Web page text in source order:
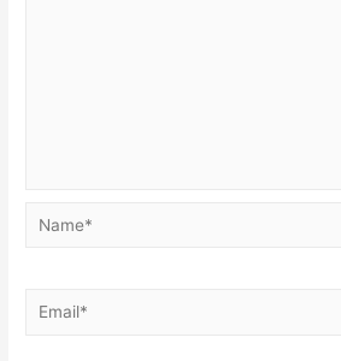
Name*
Email*